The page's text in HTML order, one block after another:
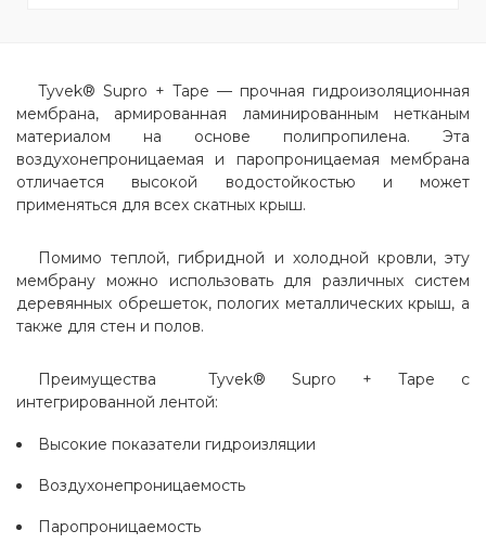
Tyvek® Supro + Tape — прочная гидроизоляционная
мембрана, армированная ламинированным нетканым
материалом на основе полипропилена. Эта
воздухонепроницаемая и паропроницаемая мембрана
отличается высокой водостойкостью и может
применяться для всех скатных крыш.
Помимо теплой, гибридной и холодной кровли, эту
мембрану можно использовать для различных систем
деревянных обрешеток, пологих металлических крыш, а
также для стен и полов.
Преимущества Tyvek® Supro + Tape с
интегрированной лентой:
Высокие показатели гидроизляции
Воздухонепроницаемость
Паропроницаемость